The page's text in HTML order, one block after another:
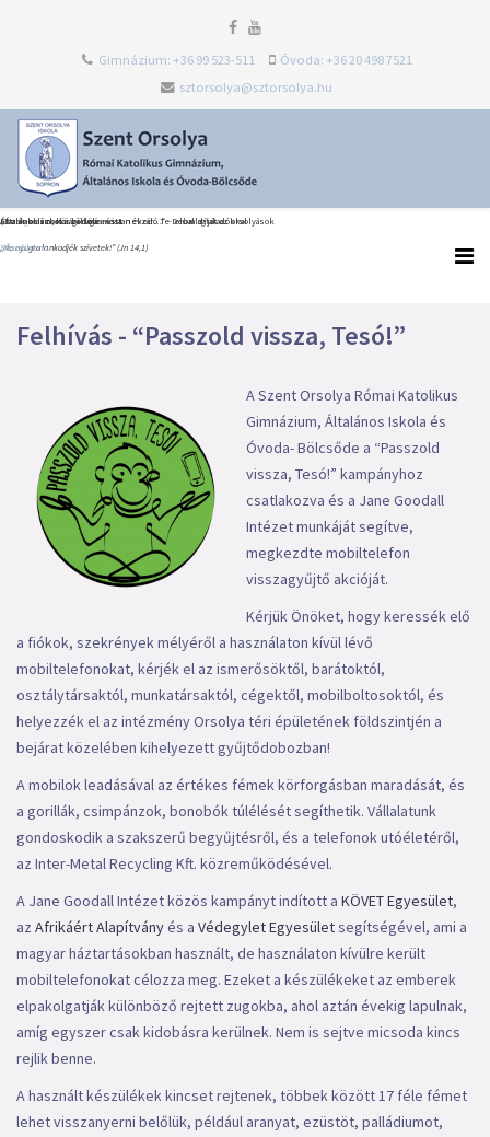
Gimnázium: +36 99 523-511
Óvoda: +36 20 498 7521
sztorsolya@sztorsolya.hu
Heti Ige
„Ne nyugtalankodjék szívetek!” (Jn 14,1)
Észak-olaszországi dolce vita
Bővebben...
Általános iskolai ballagás és tanévzáró Te Deum díjátadókkal
Bővebben...
„Én iskolám, köszönöm most neked…” – elballagtak az orsolyások
Bővebben...
Felhívás - “Passzold vissza, Tesó!”
A Szent Orsolya Római Katolikus
Gimnázium, Általános Iskola és
Óvoda- Bölcsőde a “Passzold
vissza, Tesó!” kampányhoz
csatlakozva és a Jane Goodall
Intézet munkáját segítve,
megkezdte mobiltelefon
visszagyűjtő akcióját.
Kérjük Önöket, hogy keressék elő
a fiókok, szekrények mélyéről a használaton kívül lévő
mobiltelefonokat, kérjék el az ismerősöktől, barátoktól,
osztálytársaktól, munkatársaktól, cégektől, mobilboltosoktól, és
helyezzék el az intézmény Orsolya téri épületének földszintjén a
bejárat közelében kihelyezett gyűjtődobozban!
A mobilok leadásával az értékes fémek körforgásban maradását, és
a gorillák, csimpánzok, bonobók túlélését segíthetik. Vállalatunk
gondoskodik a szakszerű begyűjtésről, és a telefonok utóéletéről,
az Inter-Metal Recycling Kft. közreműködésével.
A Jane Goodall Intézet közös kampányt indított a KÖVET Egyesület,
az Afrikáért Alapítványés a Védegylet Egyesületsegítségével, ami a
magyar háztartásokban használt, de használaton kívülre került
mobiltelefonokat célozza meg. Ezeket a készülékeket az emberek
elpakolgatják különböző rejtett zugokba, ahol aztán évekig lapulnak,
amíg egyszer csak kidobásra kerülnek. Nem is sejtve micsoda kincs
rejlik benne.
A használt készülékek kincset rejtenek, többek között 17 féle fémet
lehet visszanyerni belőlük, például aranyat, ezüstöt, palládiumot,